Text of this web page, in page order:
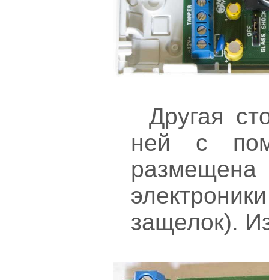
Другая
ней с
защелок).